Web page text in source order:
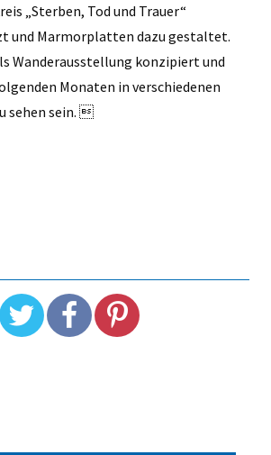
„Sterben, Tod und Trauer“
und Marmorplatten dazu gestaltet.
Wanderausstellung konzipiert und
Monaten in verschiedenen
sehen sein. 